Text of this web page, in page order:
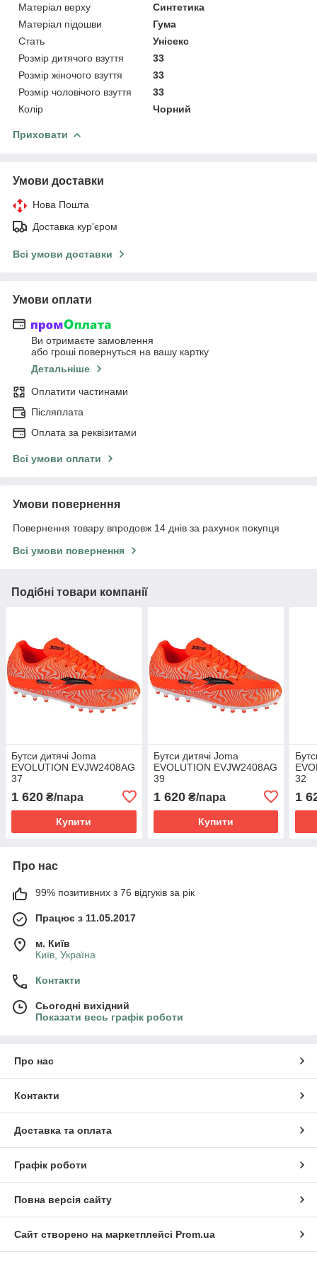
Матеріал верху
Синтетика
Матеріал підошви
Гума
Стать
Унісекс
Розмір дитячого взуття
33
Розмір жіночого взуття
33
Розмір чоловічого взуття
33
Колір
Чорний
Приховати
Умови доставки
Нова Пошта
Доставка кур'єром
Всі умови доставки
Умови оплати
Ви отримаєте замовлення
або гроші повернуться на вашу картку
Детальніше
Оплатити частинами
Післяплата
Оплата за реквізитами
Всі умови оплати
Умови повернення
Повернення товару впродовж 14 днів за рахунок покупця
Всі умови повернення
Подібні товари компанії
Бутси дитячі Joma
EVOLUTION EVJW2408AG
37
1 620 ₴/пара
Купити
Бутси дитячі Joma
EVOLUTION EVJW2408AG
39
1 620₴/пара
Купити
32
1
Про нас
99% позитивних з 76 відгуків за рік
Працює з 11.05.2017
м. Київ
Київ, Україна
Контакти
Сьогодні вихідний
Показати весь графік роботи
Про нас
Контакти
Доставка та оплата
Графік роботи
Повна версія сайту
Сайт створено на маркетплейсі Prom.ua